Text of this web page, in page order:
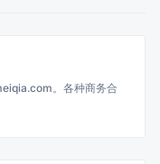
。各种商务合